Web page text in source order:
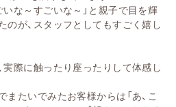
な～すごいな～」と親子で目を輝
のが、スタッフとしてもすごく嬉し
実際に触ったり座ったりして体感し
たいでみたお客様からは「あ、こ